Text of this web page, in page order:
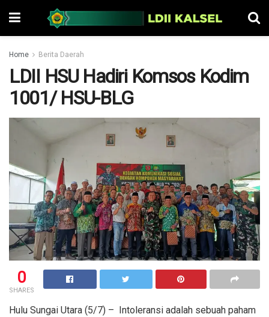
Home Berita Daerah
LDII HSU Hadiri Komsos Kodim
1001/ HSU-BLG
0
SHARES
Hulu Sungai Utara (5/7) – Intoleransi adalah sebuah paham